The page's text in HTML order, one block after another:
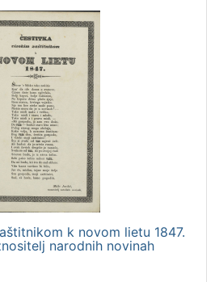
k novom lietu 1847.
narodnih novinah